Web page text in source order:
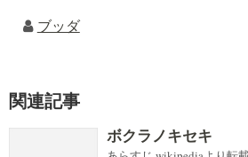
ブッダ
関連記事
ボクラノキセキ